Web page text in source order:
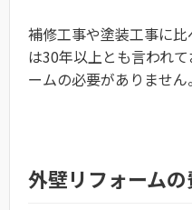
補修工事や塗装工事に
は30年以上とも言われ
ームの必要がありません。
外壁リフォーム